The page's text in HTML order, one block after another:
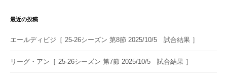
シ
ョ
最近の投稿
エールディビジ［ 25-26シーズン 第8節 2025/10/5 試合結果 ］
リーグ・アン［ 25-26シーズン 第7節 2025/10/5 試合結果 ］